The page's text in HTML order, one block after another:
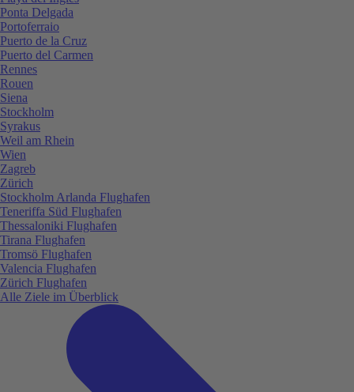
Ponta Delgada
Portoferraio
Puerto de la Cruz
Puerto del Carmen
Rennes
Rouen
Siena
Stockholm
Syrakus
Weil am Rhein
Wien
Zagreb
Zürich
Stockholm Arlanda Flughafen
Teneriffa Süd Flughafen
Thessaloniki Flughafen
Tirana Flughafen
Tromsö Flughafen
Valencia Flughafen
Zürich Flughafen
Alle Ziele im Überblick